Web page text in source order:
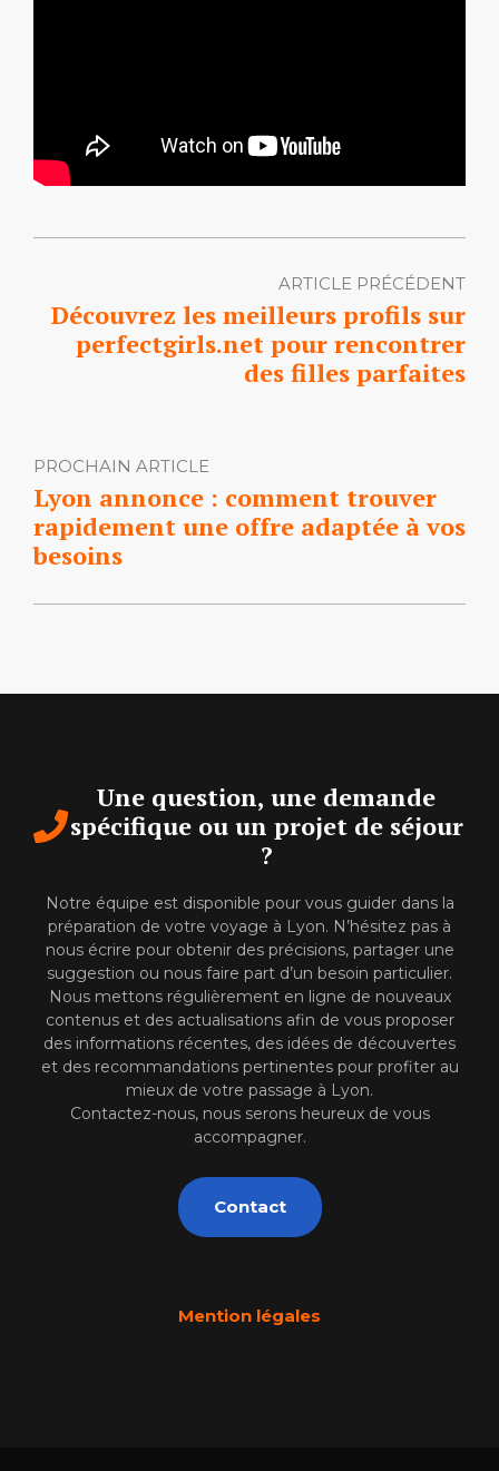
ARTICLE PRÉCÉDENT
Découvrez les meilleurs profils sur
perfectgirls.net pour rencontrer
des filles parfaites
PROCHAIN ARTICLE
Lyon annonce : comment trouver
rapidement une offre adaptée à vos
besoins
Une question, une demande
spécifique ou un projet de séjour
?
Notre équipe est disponible pour vous guider dans la
préparation de votre voyage à Lyon. N’hésitez pas à
nous écrire pour obtenir des précisions, partager une
suggestion ou nous faire part d’un besoin particulier.
Nous mettons régulièrement en ligne de nouveaux
contenus et des actualisations afin de vous proposer
des informations récentes, des idées de découvertes
et des recommandations pertinentes pour profiter au
mieux de votre passage à Lyon.
Contactez-nous, nous serons heureux de vous
accompagner.
Contact
Mention légales